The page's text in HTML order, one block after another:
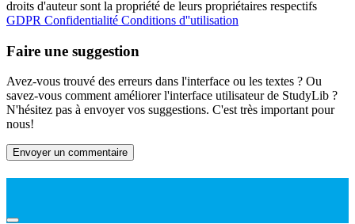
droits d'auteur sont la propriété de leurs propriétaires respectifs
GDPR Confidentialité Conditions d''utilisation
Faire une suggestion
Avez-vous trouvé des erreurs dans l'interface ou les textes ? Ou
savez-vous comment améliorer l'interface utilisateur de StudyLib ?
N'hésitez pas à envoyer vos suggestions. C'est très important pour
nous!
Envoyer un commentaire